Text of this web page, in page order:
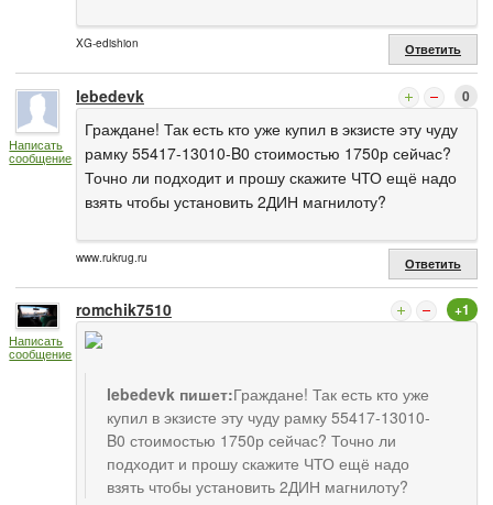
XG-edishion Ответить
Написать
сообщение
lebedevk 0
Граждане! Так есть кто уже купил в экзисте эту чуду
рамку 55417-13010-B0 стоимостью 1750р сейчас?
Точно ли подходит и прошу скажите ЧТО ещё надо
взять чтобы установить 2ДИН магнилоту?
www.rukrug.ru Ответить
Написать
сообщение
romchik7510 +1
lebedevk пишет:Граждане! Так есть кто уже
купил в экзисте эту чуду рамку 55417-13010-
B0 стоимостью 1750р сейчас? Точно ли
подходит и прошу скажите ЧТО ещё надо
взять чтобы установить 2ДИН магнилоту?